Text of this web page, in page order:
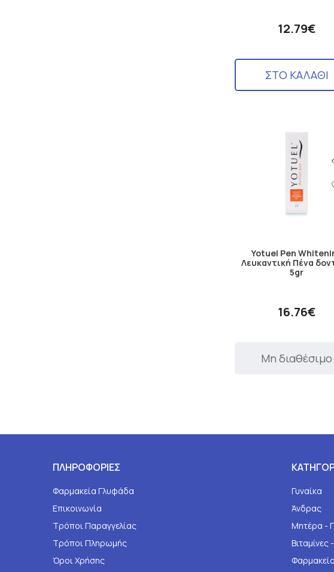
12.79€
ΣΤΟ ΚΑΛΑΘΙ
Yotuel Pen
Λευκαντική Πένα
5gr
16.76€
Μη διαθέσιμο
ΠΛΗΡΟΦΟΡΙΕΣ
Φαρμακεία Γλυφάδα
Επικοινωνία
Τρόποι Παραγγελίας
Τρόποι Πληρωμής
Όροι Χρήσης
Γυναίκα
Άνδρας
Μητέρα -
Φαρμακείο